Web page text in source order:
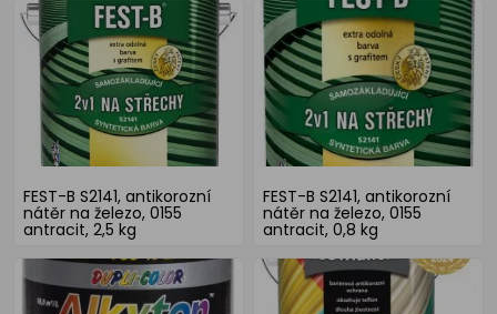
FEST-B S2141, antikorozní
nátěr na železo, 0155
antracit, 2,5 kg
FEST-B S2141, antikorozní
nátěr na železo, 0155
antracit, 0,8 kg